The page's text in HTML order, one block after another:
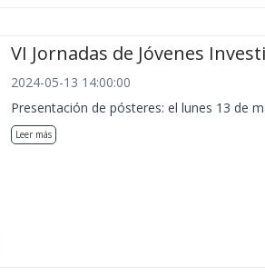
VI Jornadas de Jóvenes
2024-05-13 14:00:00
Presentación de pósteres: el lunes 13 de
Leer más